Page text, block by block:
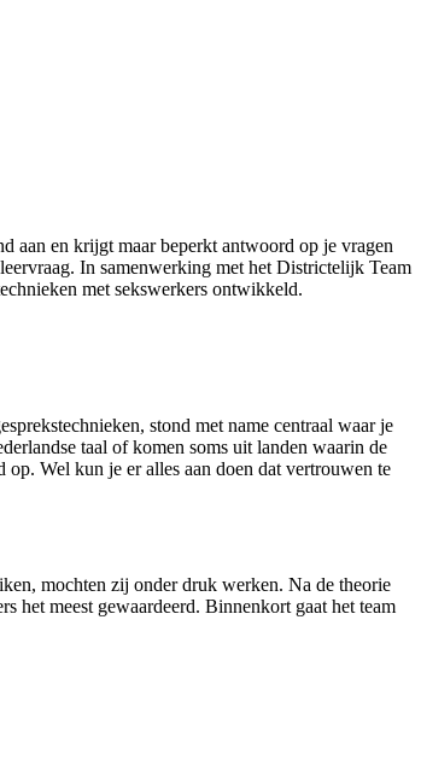
aan en krijgt maar beperkt antwoord op je vragen
In samenwerking met het Districtelijk Team
met sekswerkers ontwikkeld.
stond met name centraal waar je
taal of komen soms uit landen waarin de
Wel kun je er alles aan doen dat vertrouwen te
mochten zij onder druk werken. Na de theorie
het meest gewaardeerd. Binnenkort gaat het team